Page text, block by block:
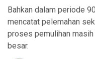
Bahkan dalam periode
mencatat pelemahan
proses pemulihan masih
besar.